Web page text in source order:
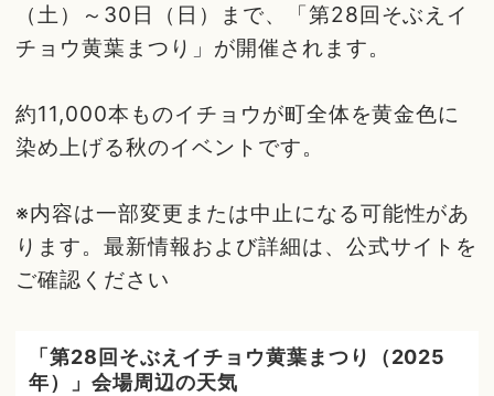
（土）～30日（日）まで、「第28回そぶえイ
チョウ黄葉まつり」が開催されます。
約11,000本ものイチョウが町全体を黄金色に
染め上げる秋のイベントです。
※内容は一部変更または中止になる可能性があ
ります。最新情報および詳細は、公式サイトを
ご確認ください
「第28回そぶえイチョウ黄葉まつり（2025
年）」会場周辺の天気